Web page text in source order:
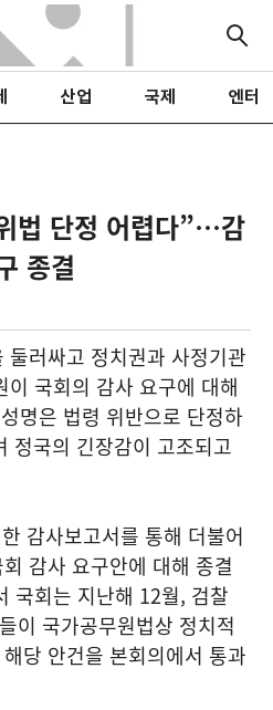
산업 국제 엔터
법 단정 어렵다”…감
종결
러싸고 정치권과 사정기관
국회의 감사 요구에 대해
명은 법령 위반으로 단정하
정국의 긴장감이 고조되고
감사보고서를 통해 더불어
감사 요구안에 대해 종결
국회는 지난해 12월, 검찰
이 국가공무원법상 정치적
당 안건을 본회의에서 통과